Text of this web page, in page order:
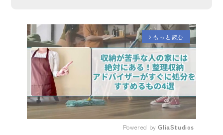
arrow_forward_ios もっと読む
Powered by GliaStudios